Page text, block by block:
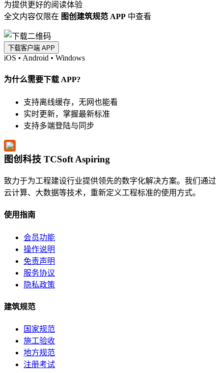
为提供更好的阅读体验
全文内容仅限在 图创建筑规范 APP 中查看
下载客户端 APP
iOS • Android • Windows
为什么需要下载 APP?
支持离线缓存，无网也能看
实时更新，掌握最新标准
支持多端登陆与同步
图创科技 TCSoft Aspiring
致力于为工程建设行业提供领先的数字化解决方案。我们通过
云计算、大数据等技术，重新定义工程标准的使用方式。
使用指南
会员功能
操作说明
免责声明
服务协议
隐私政策
建筑规范
国家规范
施工验收
地方规范
注册考试